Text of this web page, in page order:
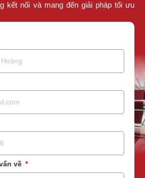
kết nối và mang đến giải pháp tối ưu
về